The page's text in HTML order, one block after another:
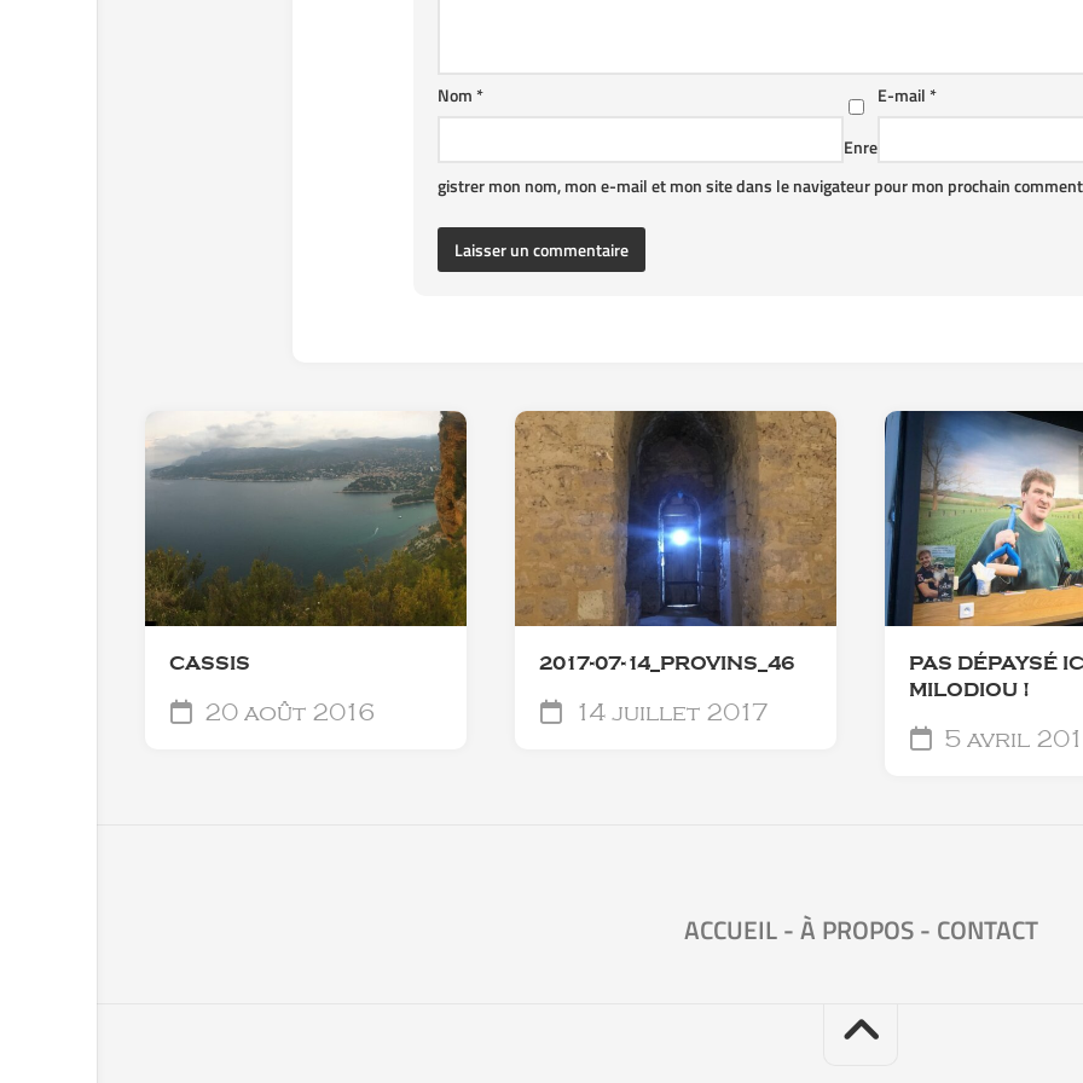
E-mail*
Nom*
Enre
gistrer mon nom, mon e-mail et mon site dans le navigateur pour mon prochain
CASSIS
20 août 2016
2017-07-14_PROVINS_46
14 juillet 2017
‪PAS DÉPAYSÉ
MILODIOU !
5 avril
ACCUEIL-À PROPOS- CONTACT